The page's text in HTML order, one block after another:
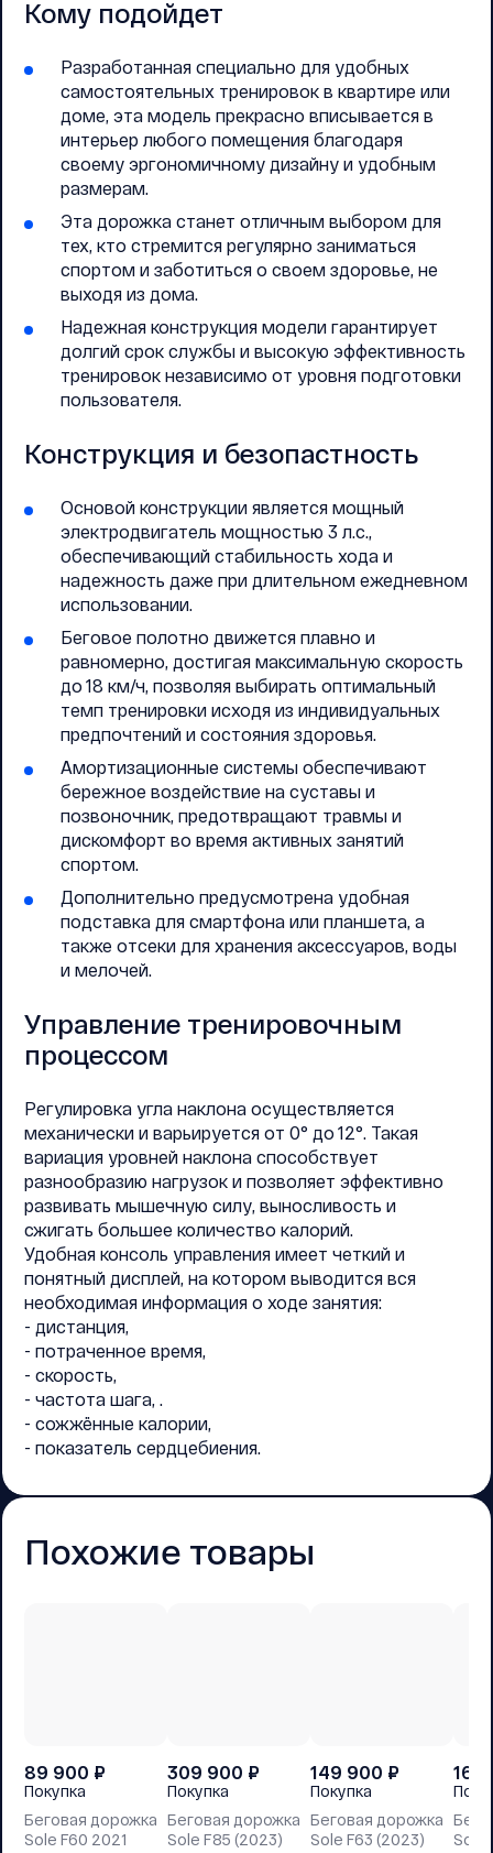
Кому подойдет
Разработанная специально для удобных
самостоятельных тренировок в квартире или
доме, эта модель прекрасно вписывается в
интерьер любого помещения благодаря
своему эргономичному дизайну и удобным
размерам.
Эта дорожка станет отличным выбором для
тех, кто стремится регулярно заниматься
спортом и заботиться о своем здоровье, не
выходя из дома.
Надежная конструкция модели гарантирует
долгий срок службы и высокую эффективность
тренировок независимо от уровня подготовки
пользователя.
Конструкция и безопастность
Основой конструкции является мощный
электродвигатель мощностью 3 л.с.,
обеспечивающий стабильность хода и
надежность даже при длительном ежедневном
использовании.
Беговое полотно движется плавно и
равномерно, достигая максимальную скорость
до 18 км/ч, позволяя выбирать оптимальный
темп тренировки исходя из индивидуальных
предпочтений и состояния здоровья.
Амортизационные системы обеспечивают
бережное воздействие на суставы и
позвоночник, предотвращают травмы и
дискомфорт во время активных занятий
спортом.
Дополнительно предусмотрена удобная
подставка для смартфона или планшета, а
также отсеки для хранения аксессуаров, воды
и мелочей.
Управление тренировочным
процессом
Регулировка угла наклона осуществляется
механически и варьируется от 0° до 12°. Такая
вариация уровней наклона способствует
разнообразию нагрузок и позволяет эффективно
развивать мышечную силу, выносливость и
сжигать большее количество калорий.
Удобная консоль управления имеет четкий и
понятный дисплей, на котором выводится вся
необходимая информация о ходе занятия:
- дистанция,
- потраченное время,
- скорость,
- частота шага, .
- сожжённые калории,
- показатель сердцебиения.
Похожие товары
89 900 ₽
Покупка
Беговая дорожка
Sole F60 2021
309 900 ₽
Покупка
Беговая дорожка
Sole F85 (2023)
149 900 ₽
Покупка
Беговая дорожка
Sole F63 (2023)
169
Sole